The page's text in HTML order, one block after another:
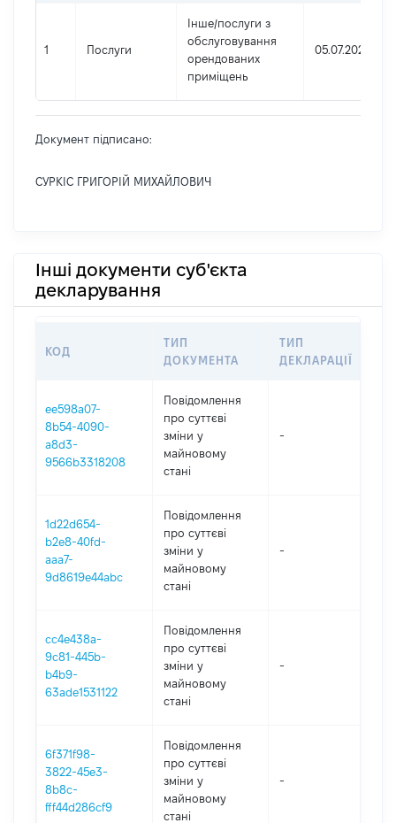
1 Послуги
Інше/послуги з
обслуговування
орендованих
приміщень
05.07.2022
Документ підписано:
СУРКІС ГРИГОРІЙ МИХАЙЛОВИЧ
Інші документи суб'єкта
декларування
КОД
ТИП
ДОКУМЕНТА
ТИП
ДЕКЛАРАЦІЇ
ee598a07-
8b54-4090-
a8d3-
9566b3318208
Повідомлення
про суттєві
зміни y
майновому
стані
-
1d22d654-
b2e8-40fd-
aaa7-
9d8619e44abc
Повідомлення
про суттєві
зміни y
майновому
стані
-
cc4e438a-
9c81-445b-
b4b9-
63ade1531122
Повідомлення
про суттєві
зміни y
майновому
стані
-
6f371f98-
3822-45e3-
8b8c-
fff44d286cf9
Повідомлення
про суттєві
зміни y
майновому
стані
-